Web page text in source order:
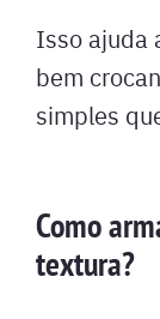
Isso ajuda
bem
simples
Como
textura?